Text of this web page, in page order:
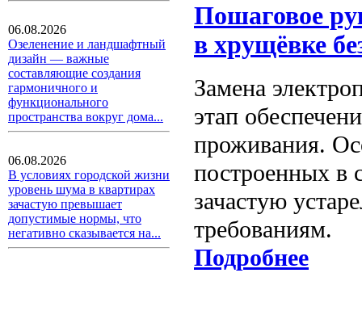
06.08.2026
Озеленение и ландшафтный
дизайн — важные
составляющие создания
гармоничного и
функционального
пространства вокруг дома...
06.08.2026
В условиях городской жизни
уровень шума в квартирах
зачастую превышает
допустимые нормы, что
негативно сказывается на...
Пошаговое
в хрущёвке
Замена
этап
проживания.
построенных в
зачастую
требованиям.
Подробнее